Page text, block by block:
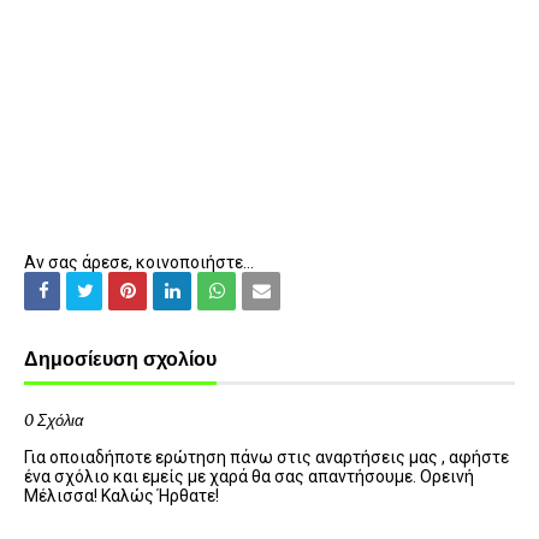
Αν σας άρεσε, κοινοποιήστε...
Δημοσίευση σχολίου
0 Σχόλια
Για οποιαδήποτε ερώτηση πάνω στις αναρτήσεις μας , αφήστε
ένα σχόλιο και εμείς με χαρά θα σας απαντήσουμε. Ορεινή
Μέλισσα! Καλώς Ήρθατε!